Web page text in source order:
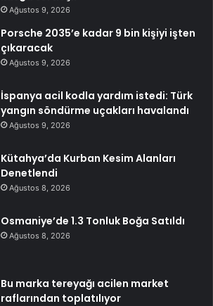
Ağustos 9, 2026
Porsche 2035’e kadar 9 bin kişiyi işten
çıkaracak
Ağustos 9, 2026
İspanya acil kodla yardım istedi: Türk
yangın söndürme uçakları havalandı
Ağustos 9, 2026
Kütahya’da Kurban Kesim Alanları
Denetlendi
Ağustos 8, 2026
Osmaniye’de 1.3 Tonluk Boğa Satıldı
Ağustos 8, 2026
Bu marka tereyağı acilen market
raflarından toplatılıyor